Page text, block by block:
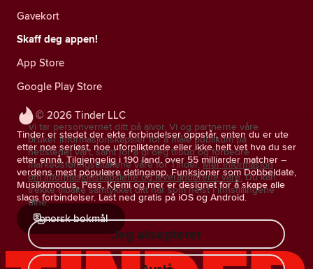
© 2026 Tinder LLC
Tinder er stedet der ekte forbindelser oppstår, enten du er ute
etter noe seriøst, noe uforpliktende eller ikke helt vet hva du ser
etter ennå. Tilgjengelig i 190 land, over 55 milliarder matcher –
verdens mest populære datingapp. Funksjoner som Dobbeldate,
Musikkmodus, Pass, Kjemi og mer er designet for å skape alle
slags forbindelser. Last ned gratis på iOS og Android.
norsk bokmål
Gavekort
Skaff deg appen!
App Store
Google Play Store
Vi tar personvernet ditt på alvor. Vi og partnerne våre
bruker informasjonskapsler for å måle publikum på
nettstedet vårt, samt for å gi deg tilbud og forbedre
markedsføringstiltakene våre for Tinder. Mer informasjon
om informasjonskapslene og leverandørene våre. Du kan
trekke tilbake samtykket ditt når som helst i innstillingene
dine.
Jeg aksepterer